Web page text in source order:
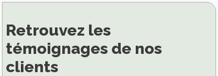
Retrouvez les
témoignages de nos
clients